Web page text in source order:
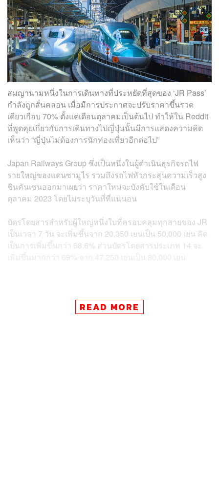
สมญานามหนึ่งในการเดินทางที่ประหยัดที่สุดของ ‘JR Pass’
กำลังถูกสั่นคลอน เมื่อมีการประกาศจะปรับราคาขึ้นรวด
เดียวเกือบ 70% ตั้งแต่เดือนตุลาคมเป็นต้นไป ทำให้ใน Reddit
ที่พูดคุยเกี่ยวกับการเดินทางไปญี่ปุ่นนั้นมีการแสดงความคิด
เห็นว่า “ญี่ปุ่นไม่ต้องการนักท่องเที่ยวอีกต่อไป”
Japan Railways Group ซึ่งเป็นหนึ่งในผู้ดำเนินธุรกิจรถไฟ
รายใหญ่ของแดนซามูไร รวมถึงรถไฟหัวกระสุนความเร็วสูง
ชินคันเซนออกมาเผยว่า ราคาใหม่จะบังคับใช้ในเดือน
ตุลาคม 2023 โดยไม่ระบุวันที่ที่แน่นอน
บัตรโดยสารสำหรับผู้ใหญ่หนึ่งใบที่ครอบคลุมทุกสายของ JR
เป็นเวลา 7 วัน จะเพิ่มขึ้นจาก 20,350 เยนเป็น 50,000 เยน คิด
เป็นการเพิ่มขึ้นกว่า 68.6% ส่วนบัตรโดยสารประเภท 14 จะ
เพิ่มขึ้นมากกว่า 69% จาก 47,250 เยนเป็น 80,000 เยน
READ MORE